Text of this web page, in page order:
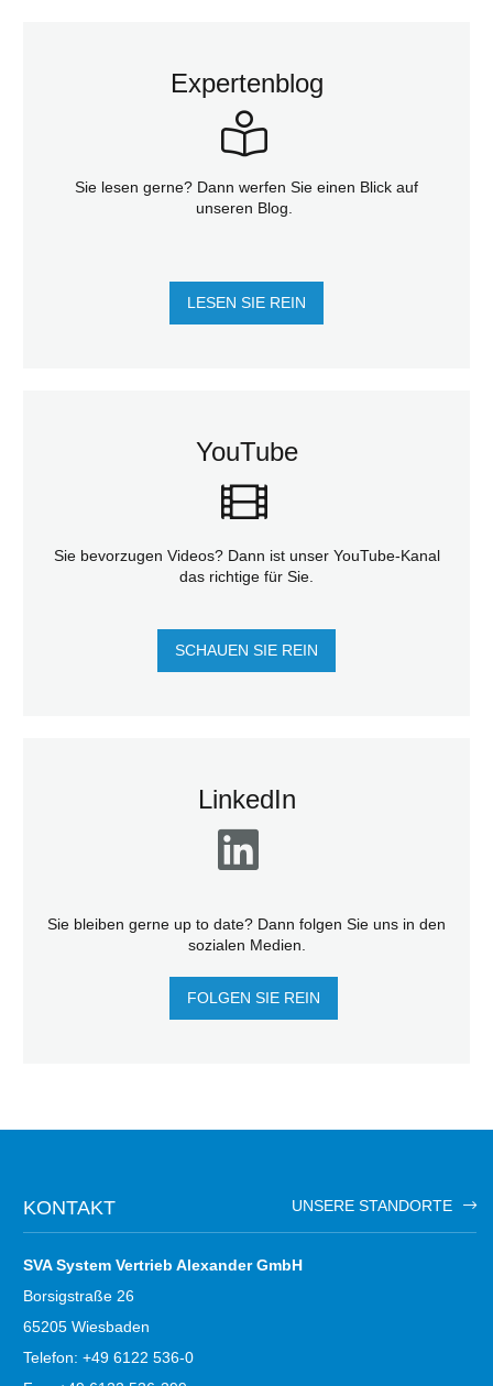
Expertenblog
Sie lesen gerne? Dann werfen Sie einen Blick auf
unseren Blog.
LESEN SIE REIN
YouTube
Sie bevorzugen Videos? Dann ist unser YouTube-Kanal
das richtige für Sie.
SCHAUEN SIE REIN
LinkedIn
Sie bleiben gerne up to date? Dann folgen Sie uns in den
sozialen Medien.
FOLGEN SIE REIN
KONTAKT UNSERE STANDORTE
SVA System Vertrieb Alexander GmbH
Borsigstraße 26
65205 Wiesbaden
Telefon: +49 6122 536-0